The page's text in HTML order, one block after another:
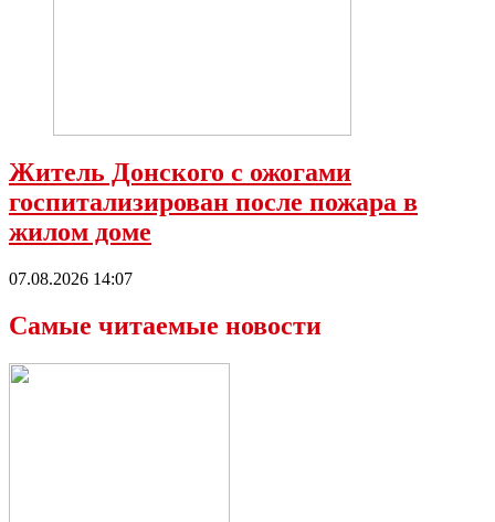
Житель Донского с ожогами
госпитализирован после пожара в
жилом доме
07.08.2026 14:07
Самые читаемые новости